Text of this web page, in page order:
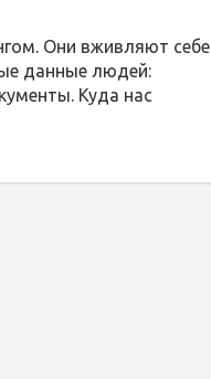
Они вживляют себе
данные людей:
Куда нас